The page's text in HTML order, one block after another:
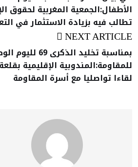
الأطفال:الجمعية المغربية لحقوق
تطالب فيه بزيادة الاستثمار في
NEXT ARTICLE
بمناسبة تخليد الذكرى 69
للمقاومة:المندوبية الإقليمية
لقاءا تواصليا مع أسرة المقاومة